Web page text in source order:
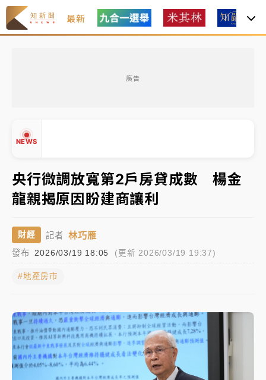
最新
廣告
NEWS
中信慈善基金會想增加董事人數！辜仲諒向法院聲請遭
駁 理由曝光
故宮《龍藏經》特展第2檔！今線上預約開賣一度塞車
周六起展出延長至晚上7時
台東農業處長涉圖利渡假村！東檢抗告成功 今重開羈
父親節泡湯了！中颱白海豚雨彈轟3天 「紅到發紫」降
雨熱區曝
暑假過三周才推「E宿新北打卡趣」！抽獎程序複雜 觀
旅局回應了
中信慈善基金會想增加董事人數！辜仲諒向法院聲請遭
駁 理由曝光
央行微調放寬第2戶房貸成數 楊金
龍親揭原因盼建商讓利
財經 記者 林巧雁
發布 2026/03/19 18:05 (更新 2026/03/19 19:37)
#地產房市